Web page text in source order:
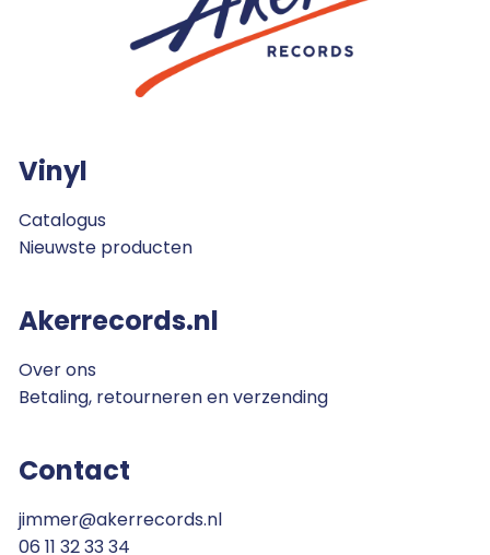
Vinyl
Catalogus
Nieuwste producten
Akerrecords.nl
Over ons
Betaling, retourneren en verzending
Contact
jimmer@akerrecords.nl
06 11 32 33 34